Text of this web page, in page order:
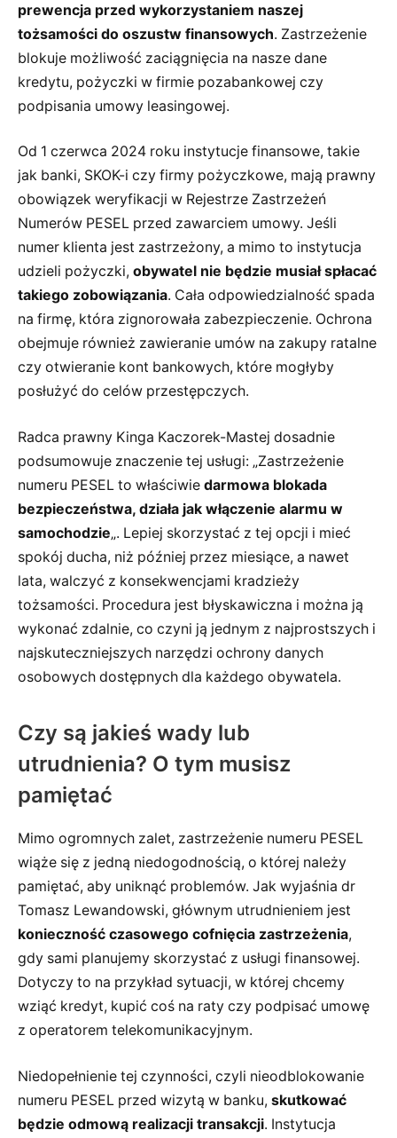
prewencja przed wykorzystaniem naszej
tożsamości do oszustw finansowych. Zastrzeżenie
blokuje możliwość zaciągnięcia na nasze dane
kredytu, pożyczki w firmie pozabankowej czy
podpisania umowy leasingowej.
Od 1 czerwca 2024 roku instytucje finansowe, takie
jak banki, SKOK-i czy firmy pożyczkowe, mają prawny
obowiązek weryfikacji w Rejestrze Zastrzeżeń
Numerów PESEL przed zawarciem umowy. Jeśli
numer klienta jest zastrzeżony, a mimo to instytucja
udzieli pożyczki, obywatel nie będzie musiał spłacać
takiego zobowiązania. Cała odpowiedzialność spada
na firmę, która zignorowała zabezpieczenie. Ochrona
obejmuje również zawieranie umów na zakupy ratalne
czy otwieranie kont bankowych, które mogłyby
posłużyć do celów przestępczych.
Radca prawny Kinga Kaczorek-Mastej dosadnie
podsumowuje znaczenie tej usługi: „Zastrzeżenie
numeru PESEL to właściwie darmowa blokada
bezpieczeństwa, działa jak włączenie alarmu w
samochodzie„. Lepiej skorzystać z tej opcji i mieć
spokój ducha, niż później przez miesiące, a nawet
lata, walczyć z konsekwencjami kradzieży
tożsamości. Procedura jest błyskawiczna i można ją
wykonać zdalnie, co czyni ją jednym z najprostszych i
najskuteczniejszych narzędzi ochrony danych
osobowych dostępnych dla każdego obywatela.
Czy są jakieś wady lub
utrudnienia? O tym musisz
pamiętać
Mimo ogromnych zalet, zastrzeżenie numeru PESEL
wiąże się z jedną niedogodnością, o której należy
pamiętać, aby uniknąć problemów. Jak wyjaśnia dr
Tomasz Lewandowski, głównym utrudnieniem jest
konieczność czasowego cofnięcia zastrzeżenia,
gdy sami planujemy skorzystać z usługi finansowej.
Dotyczy to na przykład sytuacji, w której chcemy
wziąć kredyt, kupić coś na raty czy podpisać umowę
z operatorem telekomunikacyjnym.
Niedopełnienie tej czynności, czyli nieodblokowanie
numeru PESEL przed wizytą w banku, skutkować
będzie odmową realizacji transakcji. Instytucja